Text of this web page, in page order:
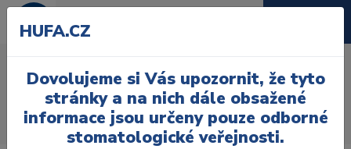
Úvod Ordinace
Endodoncie
Kořenové výplňové materiály
Definitivní
MTA biosealery
HUFA.CZ
Dovolujeme si Vás upozornit, že tyto
stránky a na nich dále obsažené
informace jsou určeny pouze odborné
stomatologické veřejnosti.